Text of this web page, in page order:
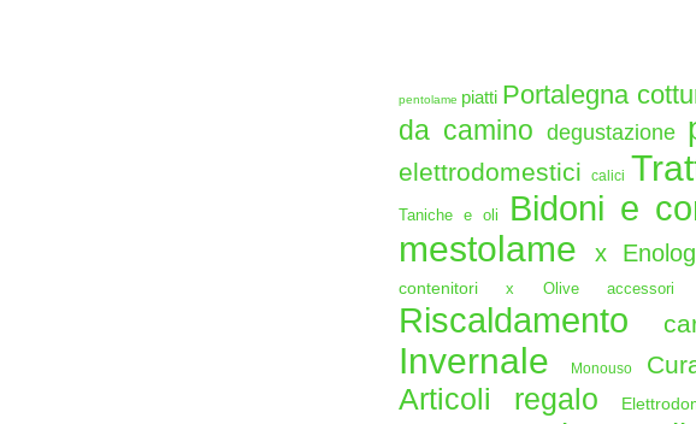
pentolame piatti Portalegna
da camino degustazione
elettrodomesticicalici
Taniche e oli Bidoni e
mestolame x
contenitorix Olive accessori
Riscaldamento
Invernale Monouso
Articoli regalo